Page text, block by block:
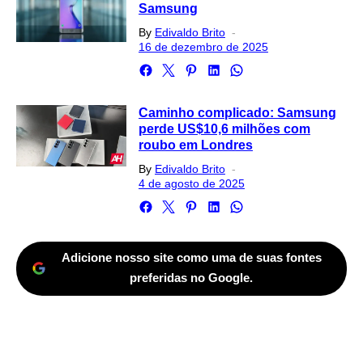
Samsung
By Edivaldo Brito
on
16 de dezembro de 2025
Caminho complicado: Samsung
perde US$10,6 milhões com
roubo em Londres
By Edivaldo Brito
on
4 de agosto de 2025
Adicione nosso site como uma de suas fontes
preferidas no Google.